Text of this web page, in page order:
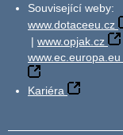
Související weby:
www.dotaceeu.cz
| www.opjak.cz
www.ec.europa.eu
Kariéra